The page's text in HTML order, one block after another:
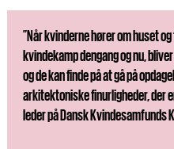
”Når kvinderne hører om huset
kvindekamp dengang og nu,
og de kan finde på at gå på
arkitektoniske finurligheder, der
leder på Dansk Kvindesamfunds